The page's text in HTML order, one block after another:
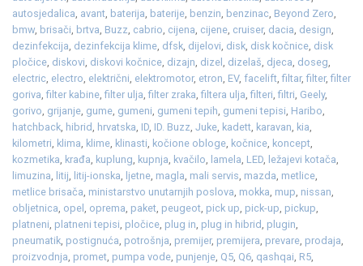
autosjedalica, avant, baterija, baterije, benzin, benzinac, Beyond Zero,
bmw, brisači, brtva, Buzz, cabrio, cijena, cijene, cruiser, dacia, design,
dezinfekcija, dezinfekcija klime, dfsk, dijelovi, disk, disk kočnice, disk
pločice, diskovi, diskovi kočnice, dizajn, dizel , dizelaš, djeca, doseg,
electric, electro, električni, elektromotor, etron, EV, facelift,filtar,filter,filter
goriva,filter kabine,filter ulja,filter zraka,filtera ulja,filteri,filtri, Geely,
gorivo, grijanje, gume, gumeni, gumeni tepih, gumeni tepisi, Haribo,
hatchback, hibrid, hrvatska, ID, ID. Buzz, Juke, kadett, karavan, kia,
kilometri, klima, klime, klinasti, kočione obloge, kočnice, koncept,
kozmetika, krađa, kuplung, kupnja, kvačilo, lamela, LED, ležajevi kotača,
limuzina, litij, litij-ionska, ljetne, magla, mali servis, mazda, metlice,
metlice brisača, ministarstvo unutarnjih poslova, mokka, mup, nissan,
obljetnica, opel , oprema, paket, peugeot, pick up, pick-up, pickup,
platneni, platneni tepisi, pločice, plug in, plug in hibrid, plugin,
pneumatik, postignuća, potrošnja, premijer, premijera, prevare, prodaja,
proizvodnja, promet, pumpa vode, punjenje, Q5, Q6, qashqai, R5,